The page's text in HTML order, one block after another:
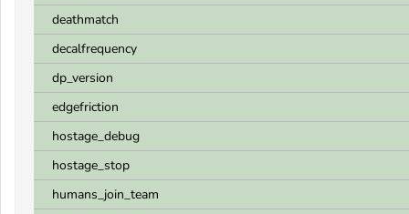
deathmatch
decalfrequency
dp_version
edgefriction
hostage_debug
hostage_stop
humans_join_team